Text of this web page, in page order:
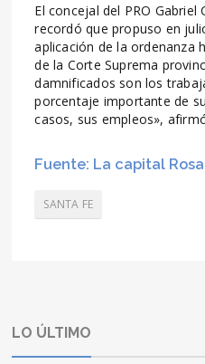
El concejal del PRO
recordó que propuso en
aplicación de la ordenanza
de la Corte Suprema
damnificados son los
porcentaje importante de
casos, sus empleos»,
Fuente: La capital
SANTA FE
LO ÚLTIMO